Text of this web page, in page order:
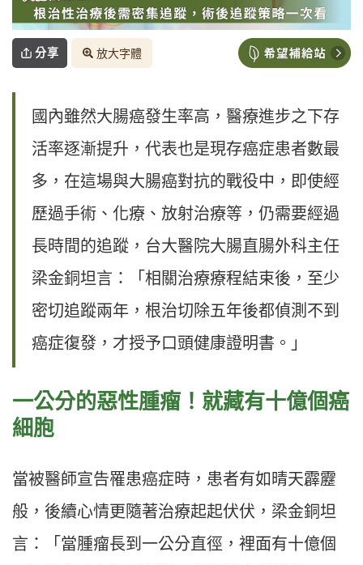
分享 放大字體
國內雖然大腸癌發生率高，醫療進步之下存
活率逐漸提升，代表也是現存癌症患者數最
多，在這場與大腸癌對抗的戰役中，即使經
歷過手術、化療、放射治療等，仍需要經過
長時間的追蹤，台大醫院大腸直腸外科主任
梁金銅坦言：「相關治療療程結束後，至少
密切追蹤兩年，根治切除五年後都偵測不到
癌症復發，才授予口頭健康證明書。」
一公分的惡性腫瘤！就藏有十億個癌
細胞
當被醫師宣告罹患癌症時，患者有如晴天霹靂
般，後續心情更隨著治療起起伏伏，梁金銅坦
言：「當腫瘤長到一公分直徑，裡面有十億個